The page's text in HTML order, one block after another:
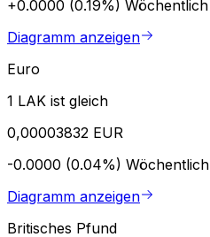
+0.0000 (0.19%) Wöchentlich
Diagramm anzeigen
Euro
1 LAK ist gleich
0,00003832 EUR
-0.0000 (0.04%) Wöchentlich
Diagramm anzeigen
Britisches Pfund